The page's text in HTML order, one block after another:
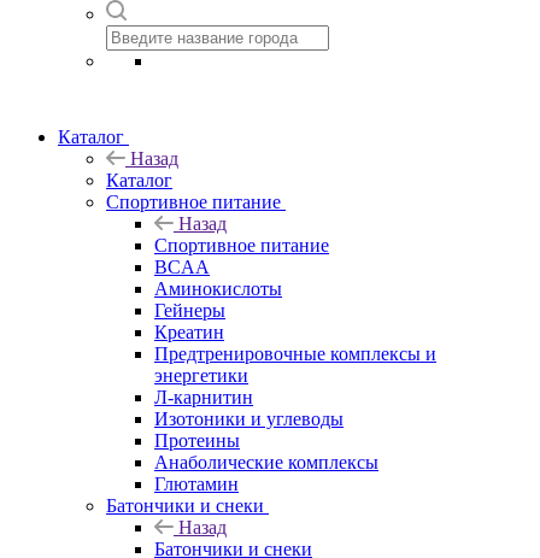
Каталог
Назад
Каталог
Спортивное питание
Назад
Спортивное питание
BCAA
Аминокислоты
Гейнеры
Креатин
Предтренировочные комплексы и
энергетики
Л-карнитин
Изотоники и углеводы
Протеины
Анаболические комплексы
Глютамин
Батончики и снеки
Назад
Батончики и снеки